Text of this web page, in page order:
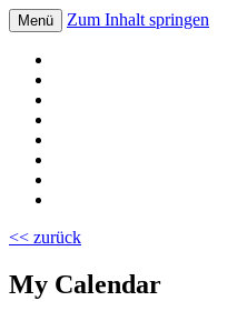
Volksschule
Menü Zum Inhalt springen
<< zurück
My Calendar